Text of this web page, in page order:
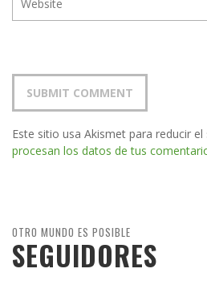
Este sitio usa Akismet para reducir el
procesan los datos de tus
OTRO MUNDO ES POSIBLE
SEGUIDORES